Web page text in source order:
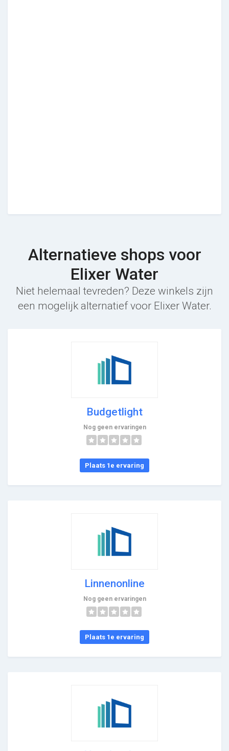
Alternatieve shops voor
Elixer Water
Niet helemaal tevreden? Deze winkels zijn
een mogelijk alternatief voor Elixer Water.
Budgetlight
Nog geen ervaringen
Plaats 1e ervaring
Linnenonline
Nog geen ervaringen
Plaats 1e ervaring